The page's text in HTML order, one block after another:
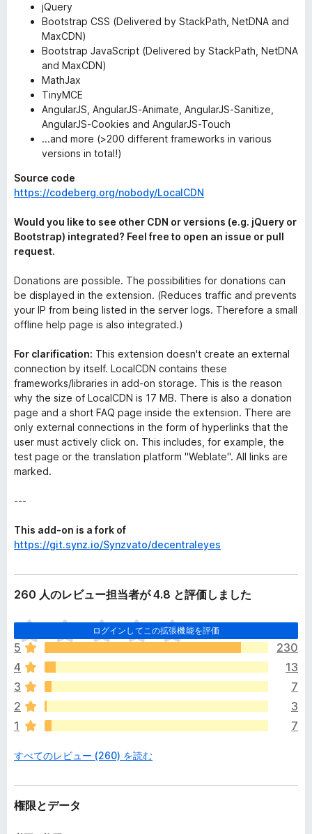
jQuery
Bootstrap CSS (Delivered by StackPath, NetDNA and
MaxCDN)
Bootstrap JavaScript (Delivered by StackPath, NetDNA
and MaxCDN)
MathJax
TinyMCE
AngularJS, AngularJS-Animate, AngularJS-Sanitize,
AngularJS-Cookies and AngularJS-Touch
...and more (>200 different frameworks in various
versions in total!)
Source code
https://codeberg.org/nobody/LocalCDN
Would you like to see other CDN or versions (e.g. jQuery or
Bootstrap) integrated? Feel free to open an issue or pull
request.
Donations are possible. The possibilities for donations can
be displayed in the extension. (Reduces traffic and prevents
your IP from being listed in the server logs. Therefore a small
offline help page is also integrated.)
For clarification: This extension doesn't create an external
connection by itself. LocalCDN contains these
frameworks/libraries in add-on storage. This is the reason
why the size of LocalCDN is 17 MB. There is also a donation
page and a short FAQ page inside the extension. There are
only external connections in the form of hyperlinks that the
user must actively click on. This includes, for example, the
test page or the translation platform "Weblate". All links are
marked.
---
This add-on is a fork of
https://git.synz.io/Synzvato/decentraleyes
260 人のレビュー担当者が 4.8 と評価しました
ログインしてこの拡張機能を評価
ま
だ
評
価
さ
れ
て
い
せ
5
230
4
13
3
7
2
3
1
7
すべてのレビュー (260) を読む
権限とデータ